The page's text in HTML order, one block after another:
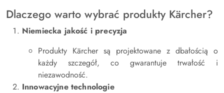
Dlaczego warto wybrać produkty Kärcher?
Niemiecka jakość i precyzja
Produkty Kärcher są projektowane z dbałością o
każdy szczegół, co gwarantuje trwałość i
niezawodność.
Innowacyjne technologie